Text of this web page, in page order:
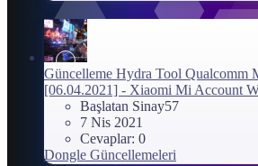
Güncelleme Hydra Tool Qualcomm
[06.04.2021] - Xiaomi Mi Account
Başlatan Sinay57
7 Nis 2021
Cevaplar: 0
Dongle Güncellemeleri